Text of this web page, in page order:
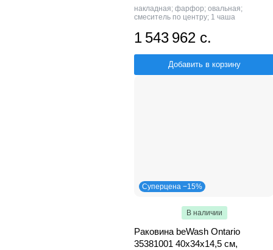
накладная; фарфор; овальная;
смеситель по центру; 1 чаша
1 543 962 с.
Добавить в корзину
Суперцена −15%
В наличии
Раковина beWash Ontario
35381001 40х34х14,5 см,